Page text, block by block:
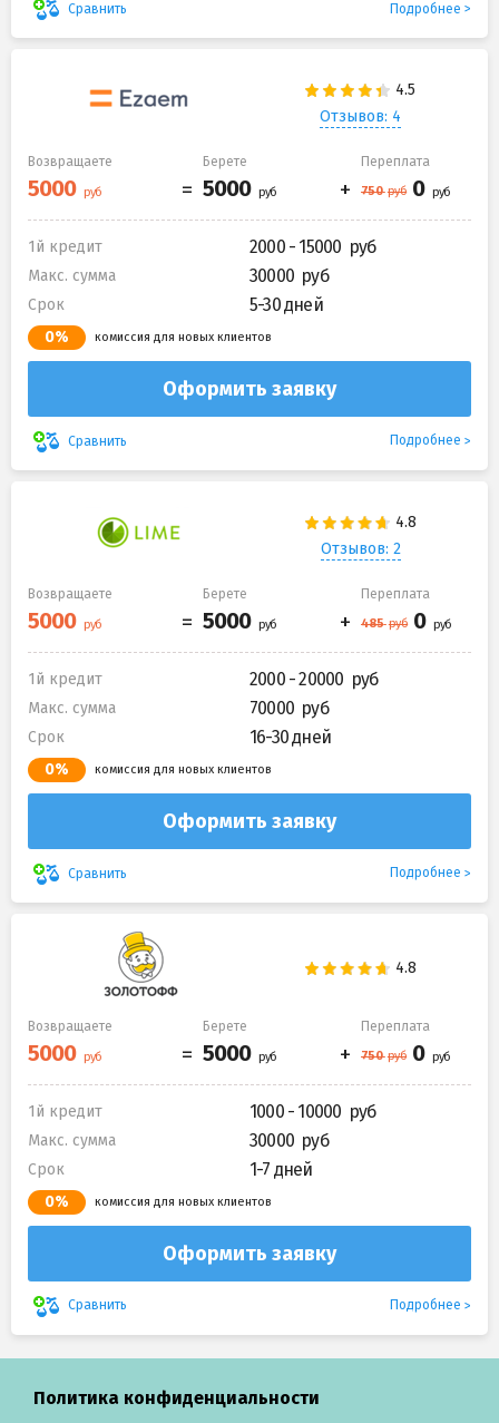
Сравнить Подробнее
Отзывов: 4
Возвращаете Берете Переплата
1й кредит 2000 - 15000
Макс. сумма 30000
Срок 5-30 дней
0% комиссия для новых клиентов
Оформить заявку
Сравнить Подробнее
Отзывов: 2
Возвращаете Берете Переплата
1й кредит 2000 - 20000
Макс. сумма 70000
Срок 16-30 дней
0% комиссия для новых клиентов
Оформить заявку
Сравнить Подробнее
Возвращаете Берете Переплата
1й кредит 1000 - 10000
Макс. сумма 30000
Срок 1-7 дней
0% комиссия для новых клиентов
Оформить заявку
Сравнить Подробнее
Политика конфиденциальности